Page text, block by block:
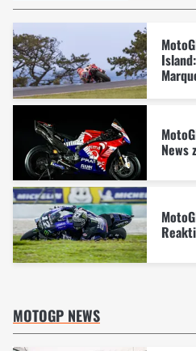
News
MOTOGP NEWS